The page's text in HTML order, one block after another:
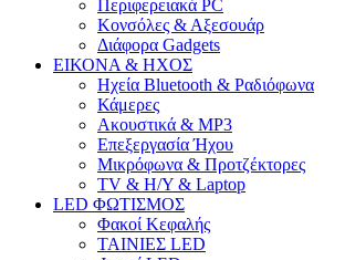
Περιφερειακά PC
Κονσόλες & Αξεσουάρ
Διάφορα Gadgets
ΕΙΚΟΝΑ & ΗΧΟΣ
Ηχεία Bluetooth & Ραδιόφωνα
Κάμερες
Ακουστικά & MP3
Επεξεργασία Ήχου
Μικρόφωνα & Προτζέκτορες
TV & H/Y & Laptop
LED ΦΩΤΙΣΜΟΣ
Φακοί Κεφαλής
ΤΑΙΝΙΕΣ LED